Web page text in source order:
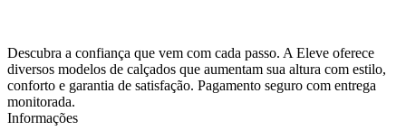
Descubra a confiança que vem com cada passo. A Eleve oferece
diversos modelos de calçados que aumentam sua altura com estilo,
conforto e garantia de satisfação. Pagamento seguro com entrega
monitorada.
Informações